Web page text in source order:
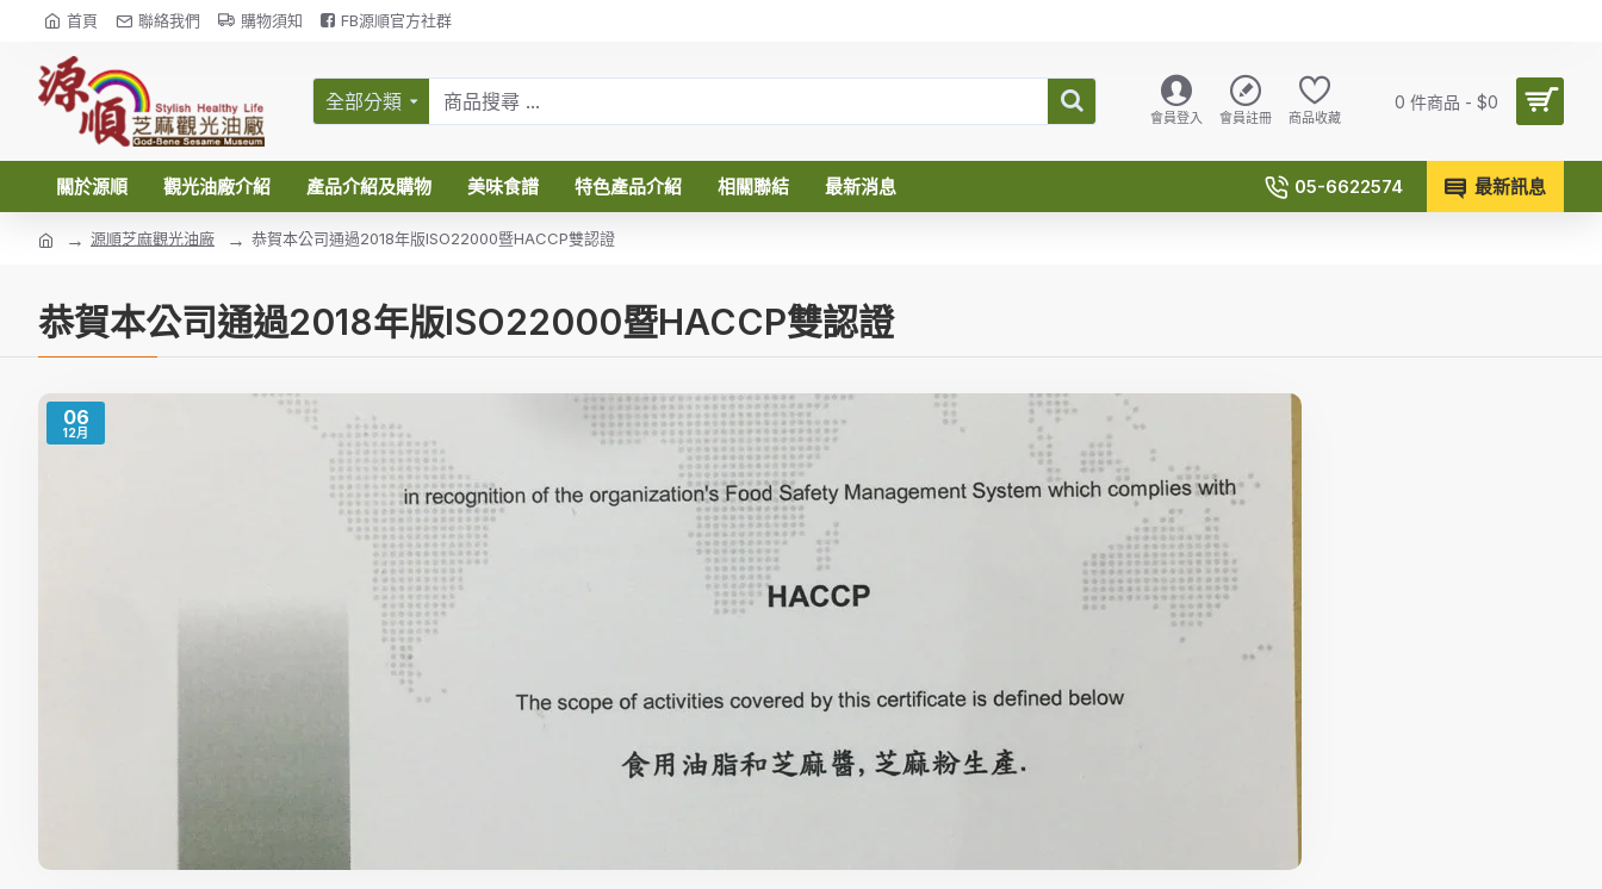
首頁 聯絡我們 購物須知 FB源順官方社群
全部分類
會員登入 會員註冊 商品收藏
0 件商品 - $0
關於源順 觀光油廠介紹 產品介紹及購物 美味食譜 特色產品介紹 相關聯結 最新消息 05-6622574 最新訊息
源順芝麻觀光油廠 恭賀本公司通過2018年版ISO22000暨HACCP雙認證
恭賀本公司通過2018年版ISO22000暨HACCP雙認證
06
12月